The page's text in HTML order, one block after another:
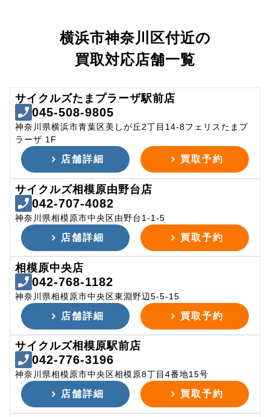
横浜市神奈川区付近の
買取対応店舗一覧
サイクルズたまプラーザ駅前店
045-508-9805
神奈川県横浜市青葉区美しが丘2丁目14-8フェリスたまプ
ラーザ 1F
店舗詳細 買取予約
サイクルズ相模原由野台店
042-707-4082
神奈川県相模原市中央区由野台1-1-5
店舗詳細 買取予約
相模原中央店
042-768-1182
神奈川県相模原市中央区東淵野辺5-5-15
店舗詳細 買取予約
サイクルズ相模原駅前店
042-776-3196
神奈川県相模原市中央区相模原8丁目4番地15号
店舗詳細 買取予約